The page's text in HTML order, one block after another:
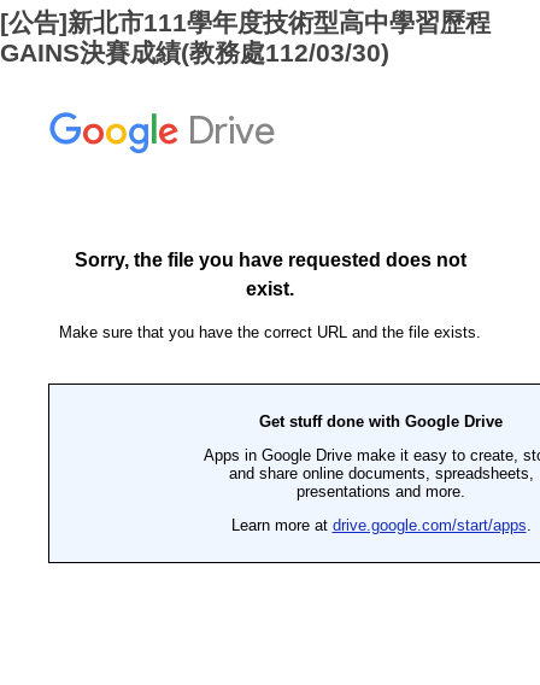
[公告]新北市111學年度技術型高中學習歷程
GAINS決賽成績(教務處112/03/30)